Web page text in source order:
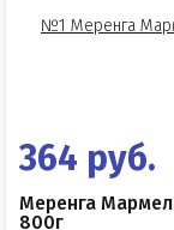
364 руб.
Меренга
800г